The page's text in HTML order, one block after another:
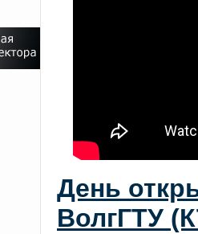
День
ВолгГТУ